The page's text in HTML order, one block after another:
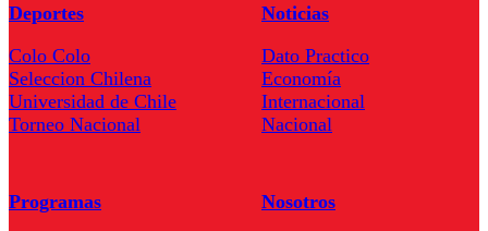
Deportes
Colo Colo
Seleccion Chilena
Universidad de Chile
Torneo Nacional
Noticias
Dato Practico
Economía
Internacional
Nacional
Programas
Nosotros